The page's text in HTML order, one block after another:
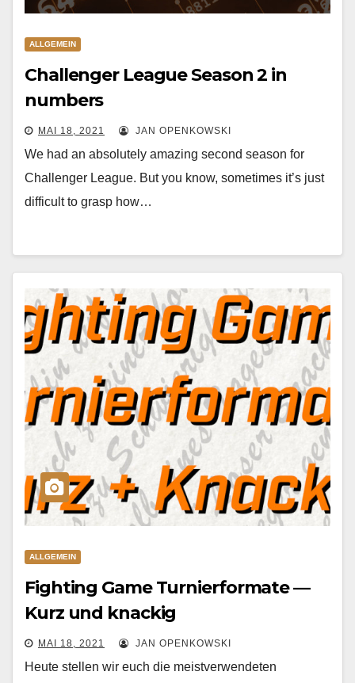
ALLGEMEIN
Challenger League Season 2 in
numbers
MAI 18, 2021 JAN OPENKOWSKI
We had an absolutely amazing second season for
Challenger League. But you know, sometimes it’s just
difficult to grasp how…
ALLGEMEIN
Fighting Game Turnierformate —
Kurz und knackig
MAI 18, 2021 JAN OPENKOWSKI
Heute stellen wir euch die meistverwendeten